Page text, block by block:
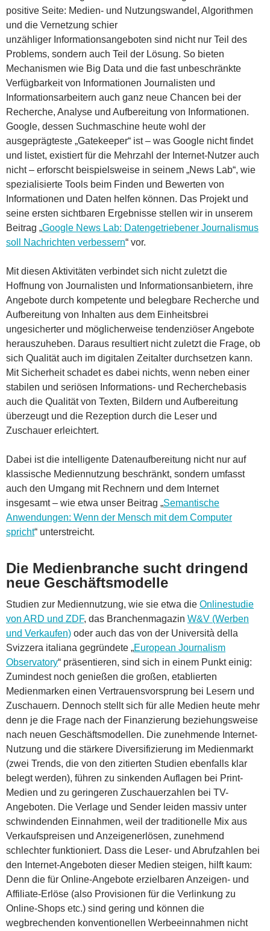
positive Seite: Medien- und Nutzungswandel, Algorithmen
und die Vernetzung schier
unzähliger Informationsangeboten sind nicht nur Teil des
Problems, sondern auch Teil der Lösung. So bieten
Mechanismen wie Big Data und die fast unbeschränkte
Verfügbarkeit von Informationen Journalisten und
Informationsarbeitern auch ganz neue Chancen bei der
Recherche, Analyse und Aufbereitung von Informationen.
Google, dessen Suchmaschine heute wohl der
ausgeprägteste „Gatekeeper“ ist – was Google nicht findet
und listet, existiert für die Mehrzahl der Internet-Nutzer auch
nicht – erforscht beispielsweise in seinem „News Lab“, wie
spezialisierte Tools beim Finden und Bewerten von
Informationen und Daten helfen können. Das Projekt und
seine ersten sichtbaren Ergebnisse stellen wir in unserem
Beitrag „Google News Lab: Datengetriebener Journalismus
soll Nachrichten verbessern“ vor.
Mit diesen Aktivitäten verbindet sich nicht zuletzt die
Hoffnung von Journalisten und Informationsanbietern, ihre
Angebote durch kompetente und belegbare Recherche und
Aufbereitung von Inhalten aus dem Einheitsbrei
ungesicherter und möglicherweise tendenziöser Angebote
herauszuheben. Daraus resultiert nicht zuletzt die Frage, ob
sich Qualität auch im digitalen Zeitalter durchsetzen kann.
Mit Sicherheit schadet es dabei nichts, wenn neben einer
stabilen und seriösen Informations- und Recherchebasis
auch die Qualität von Texten, Bildern und Aufbereitung
überzeugt und die Rezeption durch die Leser und
Zuschauer erleichtert.
Dabei ist die intelligente Datenaufbereitung nicht nur auf
klassische Mediennutzung beschränkt, sondern umfasst
auch den Umgang mit Rechnern und dem Internet
insgesamt – wie etwa unser Beitrag „Semantische
Anwendungen: Wenn der Mensch mit dem Computer
spricht“ unterstreicht.
Die Medienbranche sucht dringend
neue Geschäftsmodelle
Studien zur Mediennutzung, wie sie etwa die Onlinestudie
von ARD und ZDF, das Branchenmagazin W&V (Werben
und Verkaufen) oder auch das von der Università della
Svizzera italiana gegründete „European Journalism
Observatory“ präsentieren, sind sich in einem Punkt einig:
Zumindest noch genießen die großen, etablierten
Medienmarken einen Vertrauensvorsprung bei Lesern und
Zuschauern. Dennoch stellt sich für alle Medien heute mehr
denn je die Frage nach der Finanzierung beziehungsweise
nach neuen Geschäftsmodellen. Die zunehmende Internet-
Nutzung und die stärkere Diversifizierung im Medienmarkt
(zwei Trends, die von den zitierten Studien ebenfalls klar
belegt werden), führen zu sinkenden Auflagen bei Print-
Medien und zu geringeren Zuschauerzahlen bei TV-
Angeboten. Die Verlage und Sender leiden massiv unter
schwindenden Einnahmen, weil der traditionelle Mix aus
Verkaufspreisen und Anzeigenerlösen, zunehmend
schlechter funktioniert. Dass die Leser- und Abrufzahlen bei
den Internet-Angeboten dieser Medien steigen, hilft kaum:
Denn die für Online-Angebote erzielbaren Anzeigen- und
Affiliate-Erlöse (also Provisionen für die Verlinkung zu
Online-Shops etc.) sind gering und können die
wegbrechenden konventionellen Werbeeinnahmen nicht